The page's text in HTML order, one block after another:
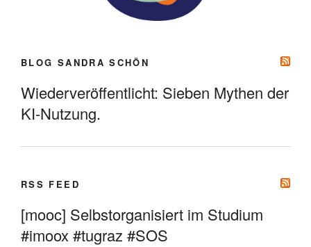
BLOG SANDRA SCHÖN
Wiederveröffentlicht: Sieben Mythen der
KI-Nutzung.
RSS FEED
[mooc] Selbstorganisiert im Studium
#imoox #tugraz #SOS